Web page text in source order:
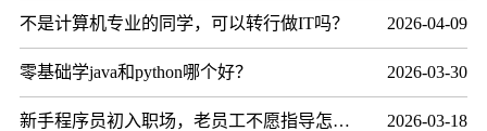
不是计算机专业的同学，可以转行做IT吗？ 2026-04-09
零基础学java和python哪个好？ 2026-03-30
新手程序员初入职场，老员工不愿指导怎么办？ 2026-03-18